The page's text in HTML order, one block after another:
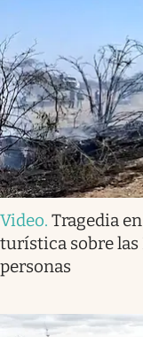
Video. Tragedia
turística sobre las
personas